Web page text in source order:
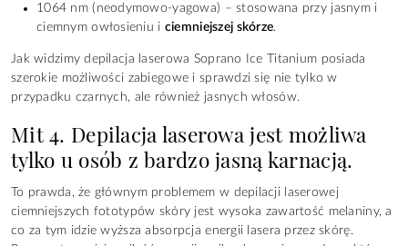
1064 nm (neodymowo-yagowa) – stosowana przy jasnym i
ciemnym owłosieniu i ciemniejszej skórze.
Jak widzimy depilacja laserowa Soprano Ice Titanium posiada
szerokie możliwości zabiegowe i sprawdzi się nie tylko w
przypadku czarnych, ale również jasnych włosów.
Mit 4. Depilacja laserowa jest możliwa
tylko u osób z bardzo jasną karnacją.
To prawda, że głównym problemem w depilacji laserowej
ciemniejszych fototypów skóry jest wysoka zawartość melaniny, a
co za tym idzie wyższa absorpcja energii lasera przez skórę.